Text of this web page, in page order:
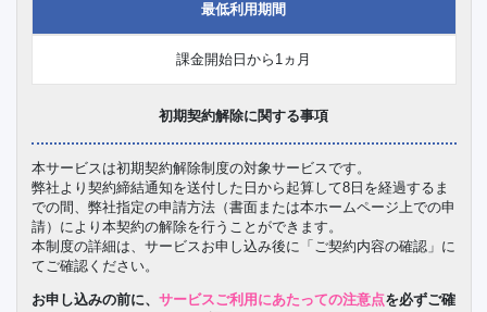
最低利用期間
課金開始日から1ヵ月
初期契約解除に関する事項
本サービスは初期契約解除制度の対象サービスです。
弊社より契約締結通知を送付した日から起算して8日を経過するま
での間、弊社指定の申請方法（書面または本ホームページ上での申
請）により本契約の解除を行うことができます。
本制度の詳細は、サービスお申し込み後に「ご契約内容の確認」に
てご確認ください。
お申し込みの前に、 サービスご利用にあたっての注意点を必ずご確